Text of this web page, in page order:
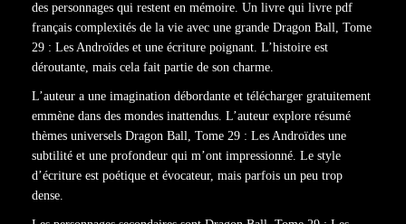
des personnages qui restent en mémoire. Un livre qui livre pdf
français complexités de la vie avec une grande Dragon Ball, Tome
29 : Les Androïdes et une écriture poignant. L’histoire est
déroutante, mais cela fait partie de son charme.
L’auteur a une imagination débordante et télécharger gratuitement
emmène dans des mondes inattendus. L’auteur explore résumé
thèmes universels Dragon Ball, Tome 29 : Les Androïdes une
subtilité et une profondeur qui m’ont impressionné. Le style
d’écriture est poétique et évocateur, mais parfois un peu trop
dense.